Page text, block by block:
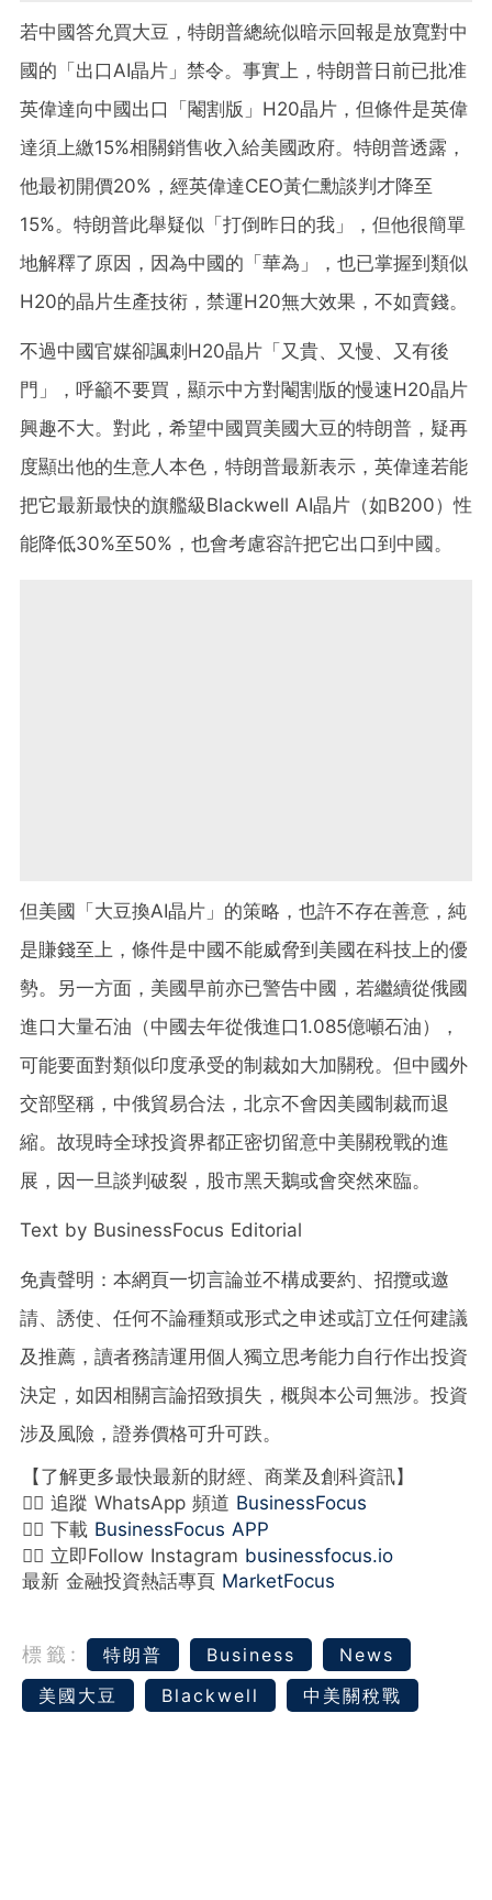
若中國答允買大豆，特朗普總統似暗示回報是放寬對中
國的「出口AI晶片」禁令。事實上，特朗普日前已批准
英偉達向中國出口「閹割版」H20晶片，但條件是英偉
達須上繳15%相關銷售收入給美國政府。特朗普透露，
他最初開價20%，經英偉達CEO黃仁勳談判才降至
15%。特朗普此舉疑似「打倒昨日的我」，但他很簡單
地解釋了原因，因為中國的「華為」，也已掌握到類似
H20的晶片生產技術，禁運H20無大效果，不如賣錢。
不過中國官媒卻諷刺H20晶片「又貴、又慢、又有後
門」，呼籲不要買，顯示中方對閹割版的慢速H20晶片
興趣不大。對此，希望中國買美國大豆的特朗普，疑再
度顯出他的生意人本色，特朗普最新表示，英偉達若能
把它最新最快的旗艦級Blackwell AI晶片（如B200）性
能降低30%至50%，也會考慮容許把它出口到中國。
但美國「大豆換AI晶片」的策略，也許不存在善意，純
是賺錢至上，條件是中國不能威脅到美國在科技上的優
勢。另一方面，美國早前亦已警告中國，若繼續從俄國
進口大量石油（中國去年從俄進口1.085億噸石油），
可能要面對類似印度承受的制裁如大加關稅。但中國外
交部堅稱，中俄貿易合法，北京不會因美國制裁而退
縮。故現時全球投資界都正密切留意中美關稅戰的進
展，因一旦談判破裂，股市黑天鵝或會突然來臨。
Text by BusinessFocus Editorial
免責聲明：本網頁一切言論並不構成要約、招攬或邀
請、誘使、任何不論種類或形式之申述或訂立任何建議
及推薦，讀者務請運用個人獨立思考能力自行作出投資
決定，如因相關言論招致損失，概與本公司無涉。投資
涉及風險，證券價格可升可跌。
【了解更多最快最新的財經、商業及創科資訊】
👉🏻 追蹤 WhatsApp 頻道 BusinessFocus
👉🏻 下載 BusinessFocus APP
👉🏻 立即Follow Instagram businessfocus.io
最新 金融投資熱話專頁 MarketFocus
標籤: 特朗普 Business
News
美國大豆
Blackwell 中美關稅戰